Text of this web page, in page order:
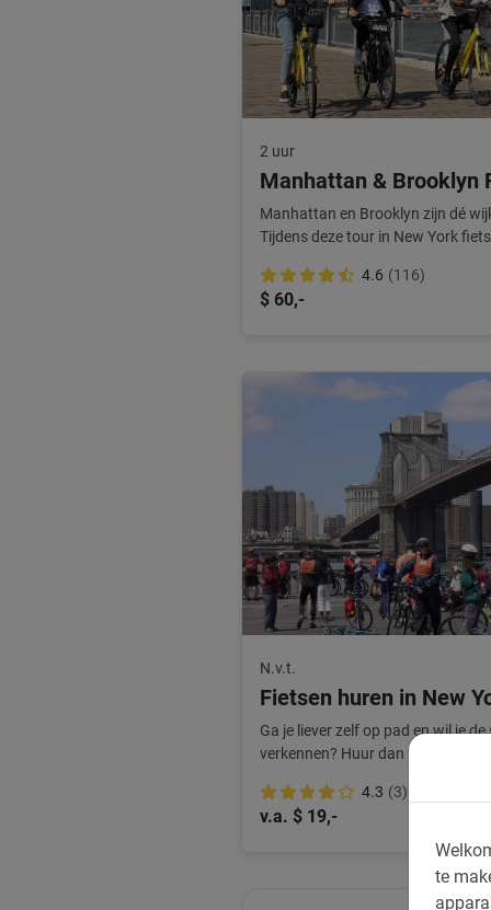
te
2 uur
Manhattan & Brooklyn
Manhattan en Brooklyn zijn dé
Tijdens deze tour in New York
4.6 (116)
$ 60,-
N.v.t.
Fietsen huren in New
Ga je liever zelf op pad en wil je
verkennen? Huur dan fietsen en
4.3 (3)
v.a. $ 19,-